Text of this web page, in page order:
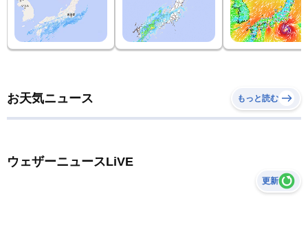
お天気ニュース もっと読む
ウェザーニュースLiVE
更新